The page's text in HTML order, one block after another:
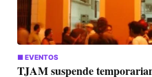
■ EVENTOS
TJAM suspende